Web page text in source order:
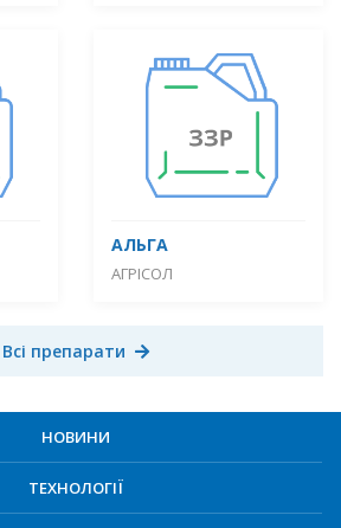
АЛЬГА
АГРІСОЛ
Всі препарати
НОВИНИ
ТЕХНОЛОГІЇ